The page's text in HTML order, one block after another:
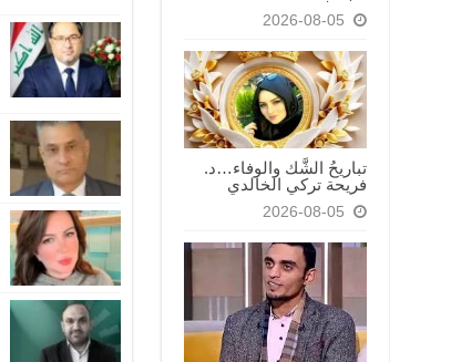
2026-08-05
تباريحُ الشَّك والوفاء…د.
فريحة تركي الخالدي
2026-08-05